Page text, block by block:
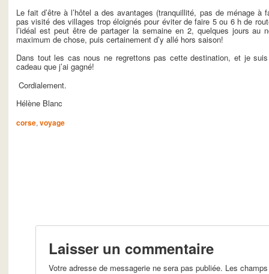
Le fait d’être à l’hôtel a des avantages (tranquillité, pas de ménage
pas visité des villages trop éloignés pour éviter de faire 5 ou 6 h de
l’idéal est peut être de partager la semaine en 2, quelques jours
maximum de chose, puis certainement d’y allé hors saison!
Dans tout les cas nous ne regrettons pas cette destination, et je
cadeau que j’ai gagné!
Cordialement.
Hélène Blanc
corse, voyage
Laisser un commentaire
Votre adresse de messagerie ne sera pas publiée. Les